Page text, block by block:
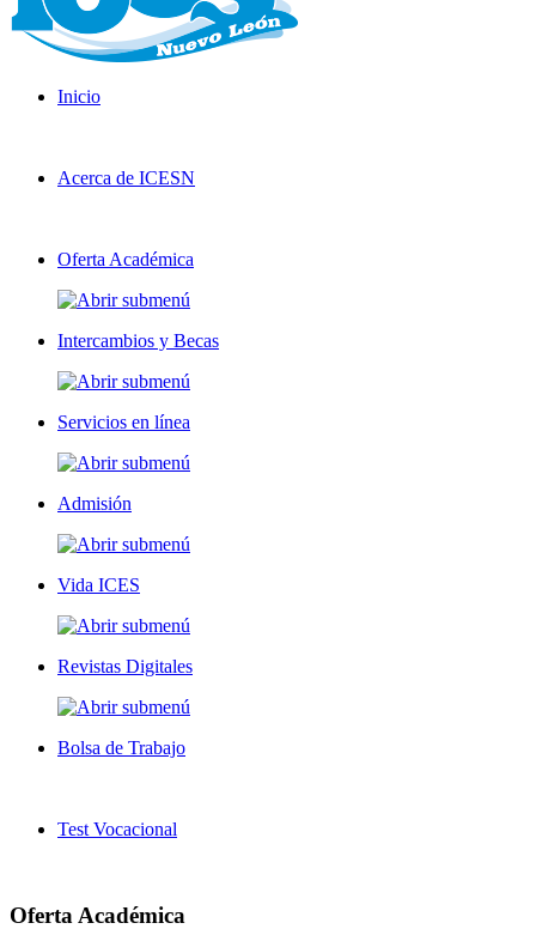
Inicio
Acerca de ICESN
Oferta Académica
Intercambios y Becas
Servicios en línea
Admisión
Vida ICES
Revistas Digitales
Bolsa de Trabajo
Test Vocacional
Oferta Académica